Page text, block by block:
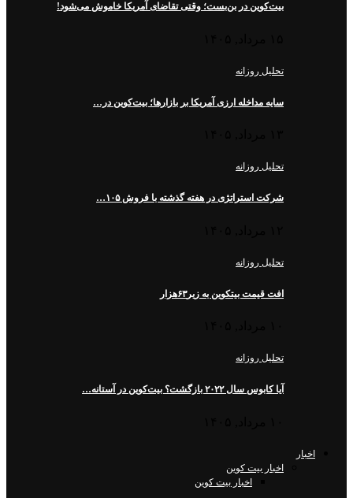
بیت‌کوین در بن‌بست؛ وقتی تقاضای آمریکا خاموش می‌شود!
تحلیل روزانه
سایه مداخله ارزی آمریکا بر بازارها؛ بیت‌کوین در…
تحلیل روزانه
شرکت استراتژی در هفته گذشته با فروش ۱۰۵…
تحلیل روزانه
افت قیمت بیتکوین به زیر۶۳هزار
تحلیل روزانه
آیا کابوس سال ۲۰۲۲ بازگشت؟ بیت‌کوین در آستانه…
اخبار
اخبار بیت کوین
اخبار بیت کوین